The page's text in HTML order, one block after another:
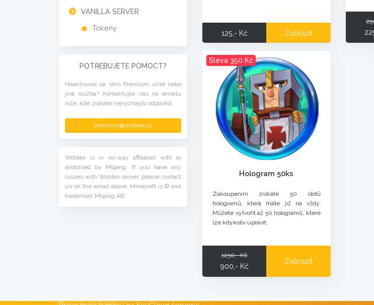
VANILLA SERVER
Tokeny
POTŘEBUJETE POMOCT?
Neaktivoval se Vám Premium účet nebo
jiná služba? Kontaktujte nás na emailu
níže, kde získáte nejrychlejíší odpověď.
premium@woblex.cz
Woblex is in no-way affiliated with or
endorsed by Mojang. If you have any
issues with Woblex server, please contact
us on the email above. Minecraft is © and
trademark Mojang AB.
125,- Kč Zobrazit
Sleva 350 Kč
Hologram 50ks
Zakoupením získáte 50 slotů
hologramů, která máte již na vždy.
Můžete vytvořit až 50 hologramů, které
lze kdykoliv upravit.
1250,- Kč
900,- Kč
Zobrazit